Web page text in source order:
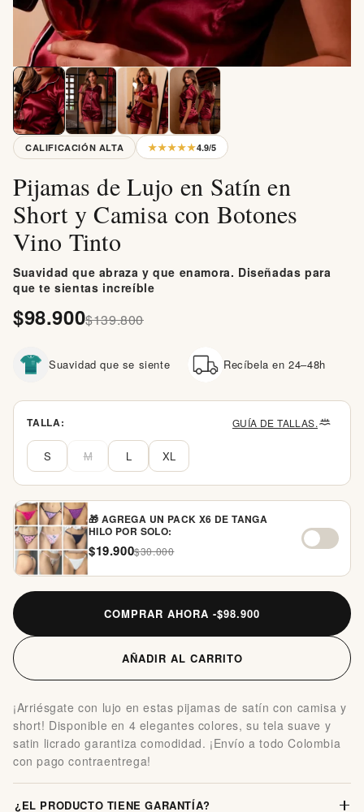
CALIFICACIÓN ALTA ★★★★★4.9/5
Pijamas de Lujo en Satín en
Short y Camisa con Botones
Vino Tinto
Suavidad que abraza y que enamora. Diseñadas para
que te sientas increíble
$98.900$139.800
Suavidad que se siente Recíbela en 24–48h
TALLA: GUÍA DE TALLAS.
S M L XL
🎁 AGREGA UN PACK X6 DE TANGA
HILO POR SOLO:
$19.900$30.000
COMPRAR AHORA -$98.900
AÑADIR AL CARRITO
¡Arriésgate con lujo en estas pijamas de satín con camisa y
short! Disponible en 4 elegantes colores, su tela suave y
satin licrado garantiza comodidad. ¡Envío a todo Colombia
con pago contraentrega!
¿EL PRODUCTO TIENE GARANTÍA?